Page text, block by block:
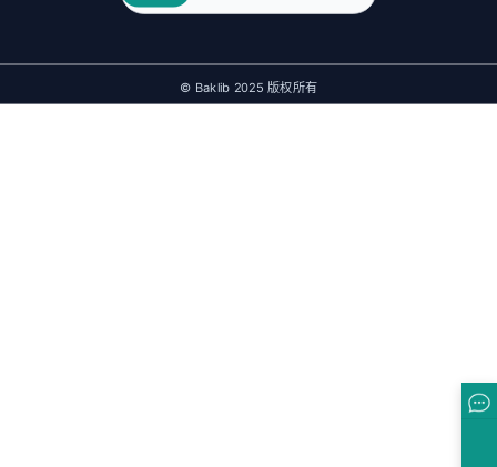
© Baklib 2025 版权所有